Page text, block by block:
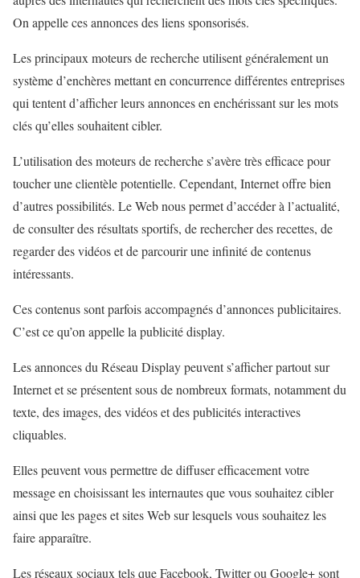
On appelle ces annonces des liens sponsorisés.
Les principaux moteurs de recherche utilisent généralement un
système d’enchères mettant en concurrence différentes entreprises
qui tentent d’afficher leurs annonces en enchérissant sur les mots
clés qu’elles souhaitent cibler.
L’utilisation des moteurs de recherche s’avère très efficace pour
toucher une clientèle potentielle. Cependant, Internet offre bien
d’autres possibilités. Le Web nous permet d’accéder à l’actualité,
de consulter des résultats sportifs, de rechercher des recettes, de
regarder des vidéos et de parcourir une infinité de contenus
intéressants.
Ces contenus sont parfois accompagnés d’annonces publicitaires.
C’est ce qu’on appelle la publicité display.
Les annonces du Réseau Display peuvent s’afficher partout sur
Internet et se présentent sous de nombreux formats, notamment du
texte, des images, des vidéos et des publicités interactives
cliquables.
Elles peuvent vous permettre de diffuser efficacement votre
message en choisissant les internautes que vous souhaitez cibler
ainsi que les pages et sites Web sur lesquels vous souhaitez les
faire apparaître.
Les réseaux sociaux tels que Facebook, Twitter ou Google+ sont